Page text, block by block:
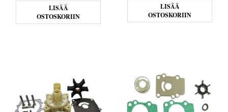
LISÄÄ
OSTOSKORIIN
LISÄÄ
OSTOSKORIIN